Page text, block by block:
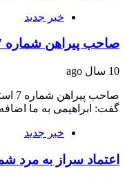
خبر جدید
صاحب پیراهن شماره 7 استقلال مشخص شد
10 سال ago
گفت: ابراهیمی به ما
خبر جدید
اعتماد سراز به